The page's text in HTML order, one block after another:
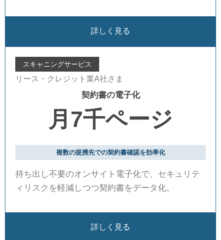
詳しく見る
スキャニングサービス
リース・クレジット業A社さま
契約書の電子化
月7千ページ
複数の提携先での契約書確認を効率化
持ち出し不要のオンサイト電子化で、セキュリテ
ィリスクを軽減しつつ契約書をデータ化。
詳しく見る